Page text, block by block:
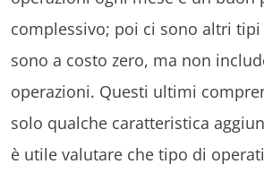
complessivo; poi ci sono altri
sono a costo zero, ma non
operazioni. Questi ultimi
solo qualche caratteristica
è utile valutare che tipo di